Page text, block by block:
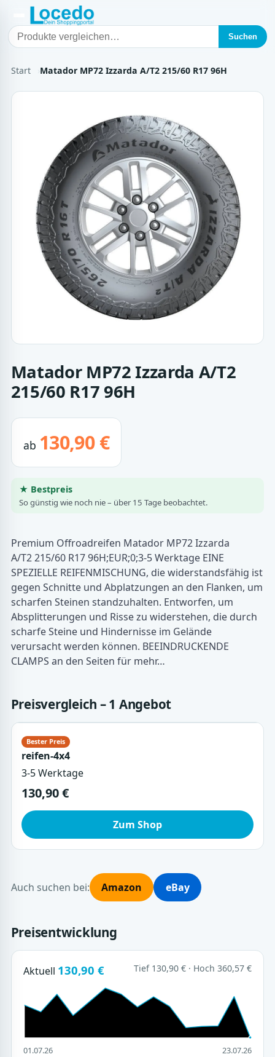
Suchen
Start Matador MP72 Izzarda A/T2 215/60 R17 96H
Matador MP72 Izzarda A/T2
215/60 R17 96H
ab 130,90 €
★ Bestpreis
So günstig wie noch nie – über 15 Tage beobachtet.
Premium Offroadreifen Matador MP72 Izzarda
A/T2 215/60 R17 96H;EUR;0;3-5 Werktage EINE
SPEZIELLE REIFENMISCHUNG, die widerstandsfähig ist
gegen Schnitte und Abplatzungen an den Flanken, um
scharfen Steinen standzuhalten. Entworfen, um
Absplitterungen und Risse zu widerstehen, die durch
scharfe Steine und Hindernisse im Gelände
verursacht werden können. BEEINDRUCKENDE
CLAMPS an den Seiten für mehr…
Preisvergleich – 1 Angebot
reifen-4x4
3-5 Werktage
130,90 €
Zum Shop
Auch suchen bei: Amazon eBay
Preisentwicklung
Aktuell 130,90 € Tief 130,90 € · Hoch 360,57 €
01.07.26 23.07.26